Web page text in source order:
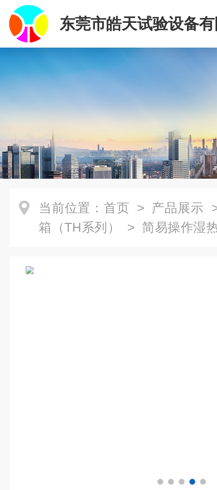
东莞市皓天试验设备
当前位置： 首页 > 产品展示
箱（TH系列）
> 简易操作湿